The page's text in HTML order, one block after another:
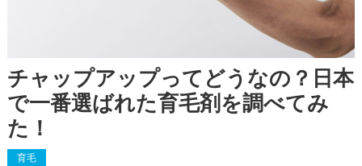
チャップアップってどうなの？日本
で一番選ばれた育毛剤を調べてみ
た！
育毛